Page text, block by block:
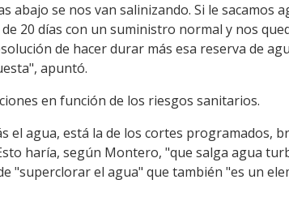
abajo se nos van salinizando. Si le sacamos
20 días con un suministro normal y nos
de hacer durar más esa reserva de
apuntó.
en función de los riesgos sanitarios.
el agua, está la de los cortes programados,
haría, según Montero, "que salga agua
"superclorar el agua" que también "es un